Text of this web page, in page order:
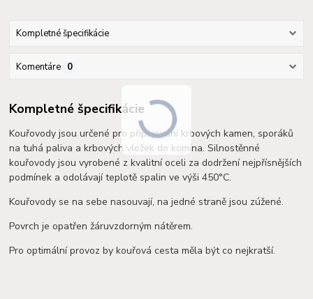
Kompletné špecifikácie
Komentáre 0
Kompletné špecifikácie
Kouřovody jsou určené pro připojování krbových kamen, sporáků
na tuhá paliva a krbových vložek do komína. Silnostěnné
kouřovody jsou vyrobené z kvalitní oceli za dodržení nejpřísnějších
podmínek a odolávají teplotě spalin ve výši 450°C.
Kouřovody se na sebe nasouvají, na jedné straně jsou zúžené.
Povrch je opatřen žáruvzdorným nátěrem.
Pro optimální provoz by kouřová cesta měla být co nejkratší.